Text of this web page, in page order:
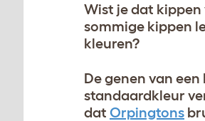
Wist je dat kippen
sommige kippen
kleuren?
De genen van
standaardkleur
dat Orpingtons